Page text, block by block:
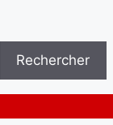
Rechercher